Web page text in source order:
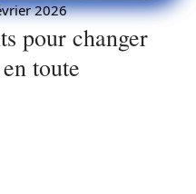
2026
pour changer
toute